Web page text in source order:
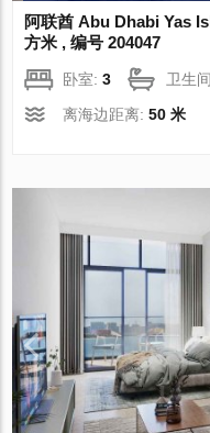
阿联酋 Abu Dhabi Yas
方米 , 编号 204047
卧室:3 卫生
离海边距离:50 米